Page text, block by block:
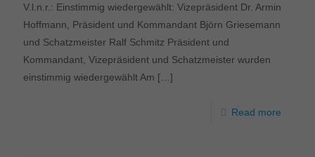
V.l.n.r.: Einstimmig wiedergewählt: Vizepräsident Dr. Armin
Hoffmann, Präsident und Kommandant Björn Griesemann
und Schatzmeister Ralf Schmitz Präsident und
Kommandant, Vizepräsident und Schatzmeister wurden
einstimmig wiedergewählt Am […]
Read more